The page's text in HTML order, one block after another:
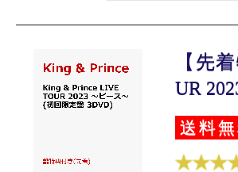
【先
UR
送料